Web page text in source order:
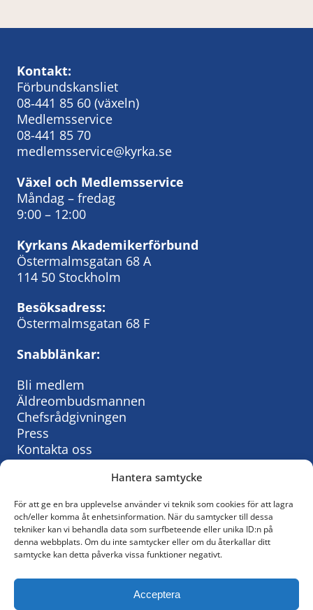
Hantera samtycke
För att ge en bra upplevelse använder vi teknik som cookies för att lagra
och/eller komma åt enhetsinformation. När du samtycker till dessa
tekniker kan vi behandla data som surfbeteende eller unika ID:n på
denna webbplats. Om du inte samtycker eller om du återkallar ditt
samtycke kan detta påverka vissa funktioner negativt.
Acceptera
Kontakt:
Förbundskansliet
08‑441 85 60 (växeln)
Medlemsservice
08-441 85 70
medlemsservice@kyrka.se
Växel och Medlemsservice
Måndag – fredag
9:00 – 12:00
Kyrkans Akademikerförbund
Östermalmsgatan 68 A
114 50 Stockholm
Besöksadress:
Östermalmsgatan 68 F
Snabblänkar:
Bli medlem
Äldreombudsmannen
Chefsrådgivningen
Press
Kontakta oss
Så behandlar vi personuppgifter:
KyrkAs personuppgiftspolicy
Följ oss på Facebook